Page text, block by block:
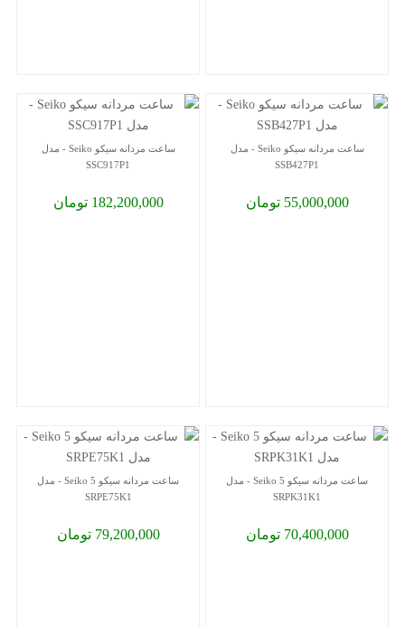
ساعت مردانه سیکو Seiko - مدل
SSB427P1
55,000,000 تومان
ساعت مردانه سیکو Seiko - مدل
SSC917P1
182,200,000 تومان
ساعت مردانه سیکو 5 Seiko - مدل
SRPK31K1
70,400,000 تومان
ساعت مردانه سیکو 5 Seiko - مدل
SRPE75K1
79,200,000 تومان